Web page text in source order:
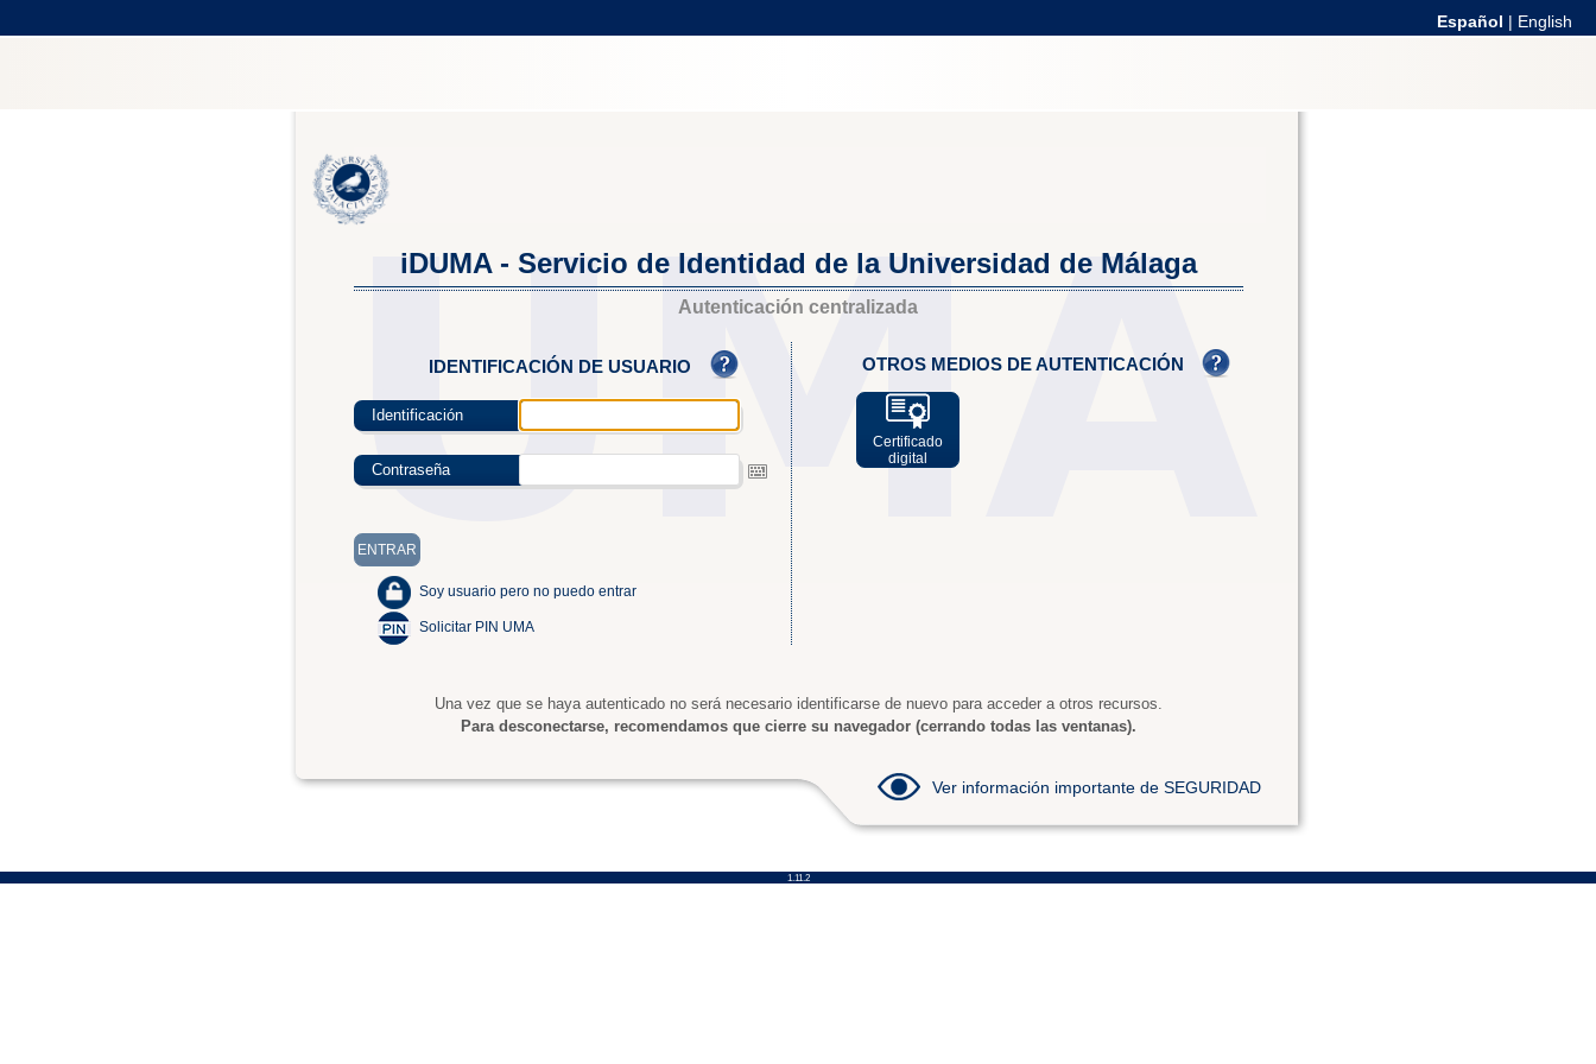
Español | English
iDUMA - Servicio de Identidad de la Universidad de Málaga
Autenticación centralizada
IDENTIFICACIÓN DE USUARIO
Identificación
Contraseña
Soy usuario pero no puedo entrar
Solicitar PIN UMA
OTROS MEDIOS DE AUTENTICACIÓN
Certificado
digital
Una vez que se haya autenticado no será necesario identificarse de nuevo para acceder a otros recursos.
Para desconectarse, recomendamos que cierre su navegador (cerrando todas las ventanas).
Ver información importante de SEGURIDAD
1.11.2